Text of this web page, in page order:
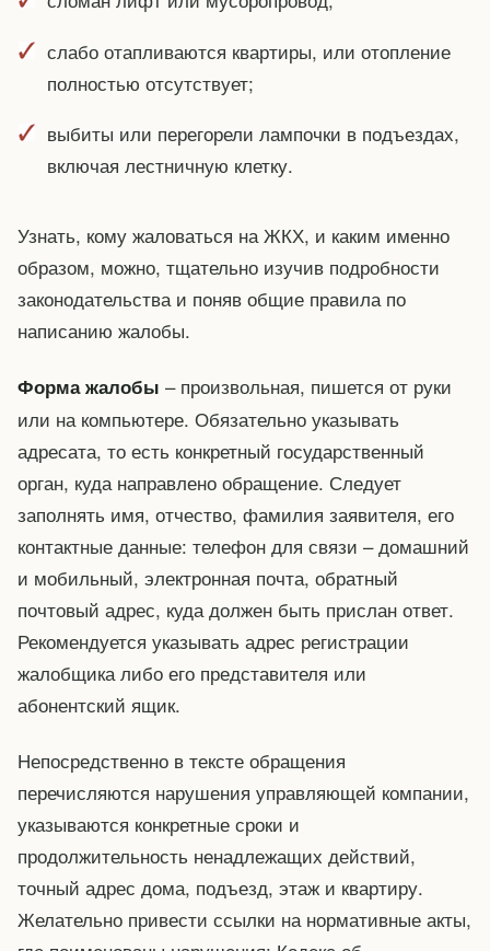
слабо отапливаются квартиры, или отопление
полностью отсутствует;
выбиты или перегорели лампочки в подъездах,
включая лестничную клетку.
Узнать, кому жаловаться на ЖКХ, и каким именно
образом, можно, тщательно изучив подробности
законодательства и поняв общие правила по
написанию жалобы.
Форма жалобы – произвольная, пишется от руки
или на компьютере. Обязательно указывать
адресата, то есть конкретный государственный
орган, куда направлено обращение. Следует
заполнять имя, отчество, фамилия заявителя, его
контактные данные: телефон для связи – домашний
и мобильный, электронная почта, обратный
почтовый адрес, куда должен быть прислан ответ.
Рекомендуется указывать адрес регистрации
жалобщика либо его представителя или
абонентский ящик.
Непосредственно в тексте обращения
перечисляются нарушения управляющей компании,
указываются конкретные сроки и
продолжительность ненадлежащих действий,
точный адрес дома, подъезд, этаж и квартиру.
Желательно привести ссылки на нормативные акты,